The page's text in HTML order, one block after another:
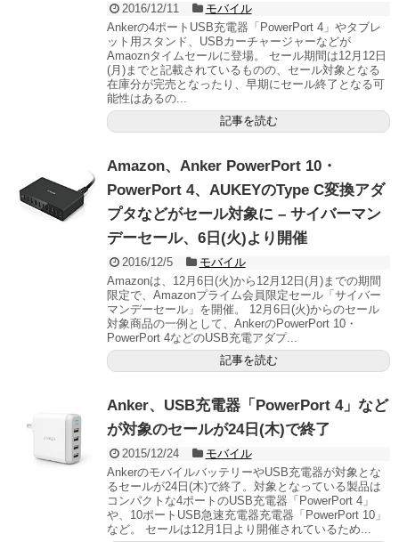
2016/12/11
モバイル
Ankerの4ポートUSB充電器「PowerPort 4」やタブレ
ット用スタンド、USBカーチャージャーなどが
Amaoznタイムセールに登場。 セール期間は12月12日
(月)までと記載されているものの、セール対象となる
在庫分が完売となったり、早期にセール終了となる可
能性はあるの...
記事を読む
Amazon、Anker PowerPort 10・
PowerPort 4、AUKEYのType C変換アダ
プタなどがセール対象に – サイバーマン
デーセール、6日(火)より開催
2016/12/5
モバイル
Amazonは、12月6日(火)から12月12日(月)までの期間
限定で、Amazonプライム会員限定セール「サイバー
マンデーセール」を開催。 12月6日(火)からのセール
対象商品の一例として、AnkerのPowerPort 10・
PowerPort 4などのUSB充電アダプ...
記事を読む
Anker、USB充電器「PowerPort 4」など
が対象のセールが24日(木)で終了
2015/12/24
モバイル
AnkerのモバイルバッテリーやUSB充電器が対象とな
るセールが24日(木)で終了。対象となっている製品は
コンパクトな4ポートのUSB充電器「PowerPort 4」
や、10ポートUSB急速充電器充電器「PowerPort 10」
など。 セールは12月1日より開催されているため...